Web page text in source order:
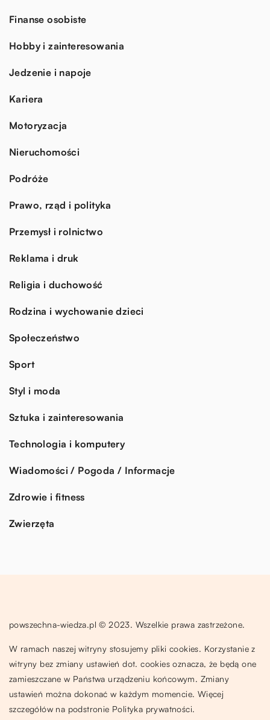
Finanse osobiste
Hobby i zainteresowania
Jedzenie i napoje
Kariera
Motoryzacja
Nieruchomości
Podróże
Prawo, rząd i polityka
Przemysł i rolnictwo
Reklama i druk
Religia i duchowość
Rodzina i wychowanie dzieci
Społeczeństwo
Sport
Styl i moda
Sztuka i zainteresowania
Technologia i komputery
Wiadomości / Pogoda / Informacje
Zdrowie i fitness
Zwierzęta
powszechna-wiedza.pl © 2023. Wszelkie prawa zastrzeżone.
W ramach naszej witryny stosujemy pliki cookies. Korzystanie z
witryny bez zmiany ustawień dot. cookies oznacza, że będą one
zamieszczane w Państwa urządzeniu końcowym. Zmiany
ustawień można dokonać w każdym momencie. Więcej
szczegółów na podstronie Polityka prywatności.